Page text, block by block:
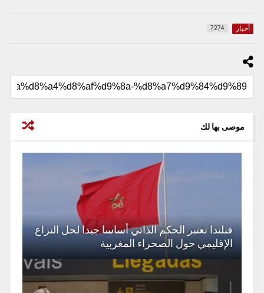
أخبار 7274
موصى بها لك
فنلندا تعتبر الحكم الذاتي أساسا جيدا لحل النزاع
الإقليمي حول الصحراء المغربية